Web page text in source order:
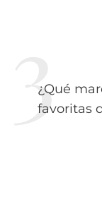
¿Qué
favoritas